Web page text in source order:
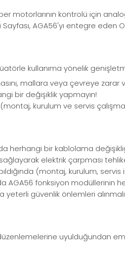
motorlarının kontrolü için
AGA56'yı entegre eden
kullanıma yönelik
mallara veya çevreye zarar
bir değişiklik yapmayın!
kurulum ve servis
herhangi bir kablolama
elektrik çarpması
(montaj, kurulum,
AGA56 fonksiyon modüllerinin
yeterli güvenlik önlemleri
uyulduğundan